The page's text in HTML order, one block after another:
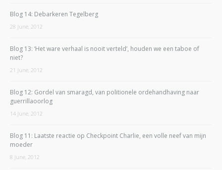
Blog 14: Debarkeren Tegelberg
28 June, 2012
Blog 13: ‘Het ware verhaal is nooit verteld’, houden we een taboe of
niet?
21 June, 2012
Blog 12: Gordel van smaragd, van politionele ordehandhaving naar
guerrillaoorlog
14 June, 2012
Blog 11: Laatste reactie op Checkpoint Charlie, een volle neef van mijn
moeder
8 June, 2012